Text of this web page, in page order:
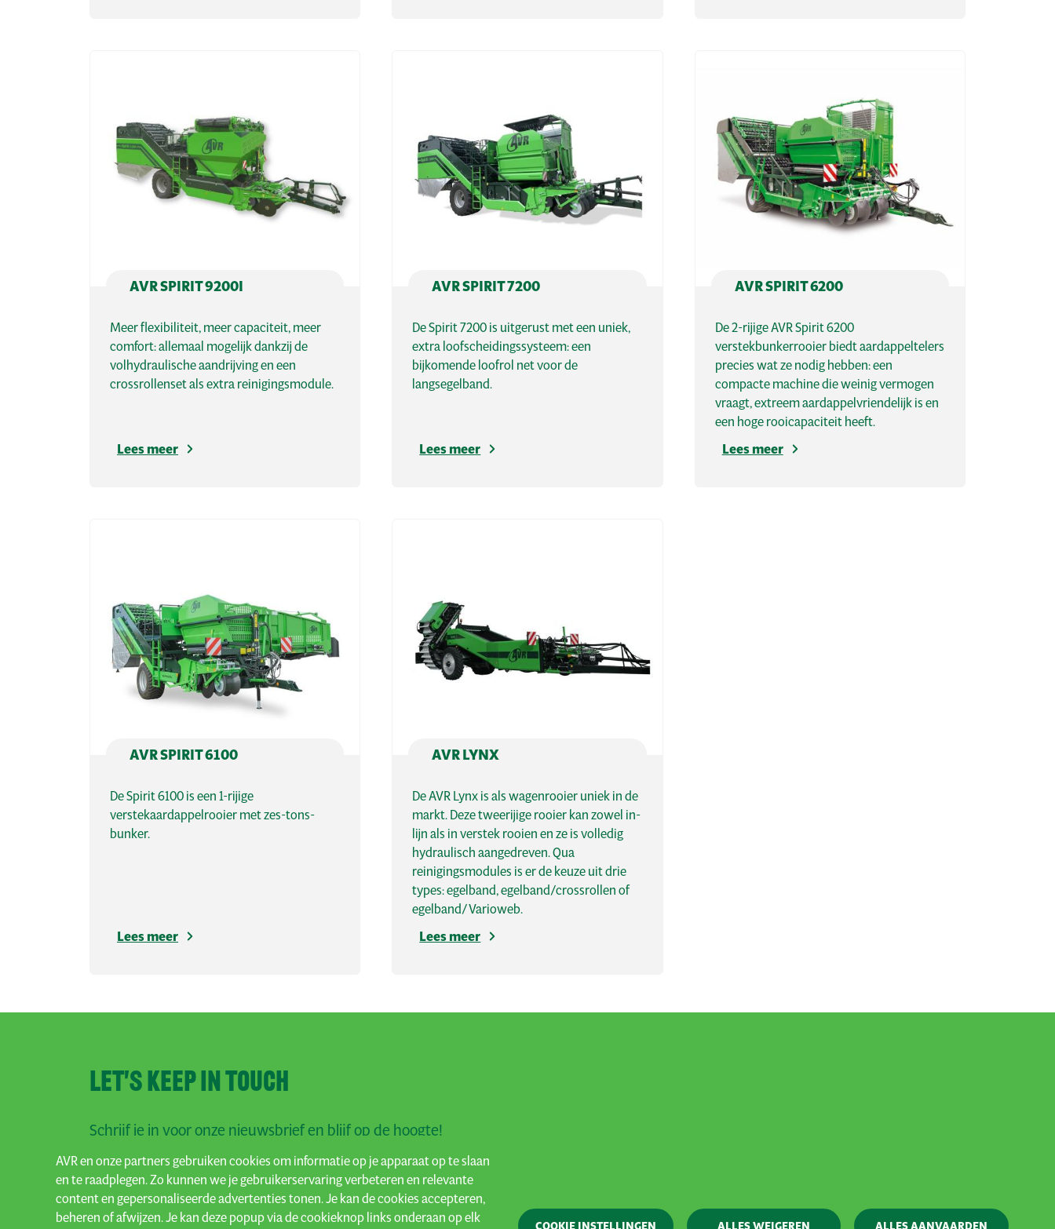
AVR SPIRIT 9200I
Meer flexibiliteit, meer capaciteit, meer
comfort: allemaal mogelijk dankzij de
volhydraulische aandrijving en een
crossrollenset als extra reinigingsmodule.
Lees meer
AVR SPIRIT 7200
De Spirit 7200 is uitgerust met een uniek,
extra loofscheidingssysteem: een
bijkomende loofrol net voor de
langsegelband.
Lees meer
AVR SPIRIT 6200
De 2-rijige AVR Spirit 6200
verstekbunkerrooier biedt aardappeltelers
precies wat ze nodig hebben: een
compacte machine die weinig vermogen
vraagt, extreem aardappelvriendelijk is en
een hoge rooicapaciteit heeft.
Lees meer
AVR SPIRIT 6100
De Spirit 6100 is een 1-rijige
verstekaardappelrooier met zes-tons-
bunker.
Lees meer
AVR LYNX
De AVR Lynx is als wagenrooier uniek in de
markt. Deze tweerijige rooier kan zowel in-
lijn als in verstek rooien en ze is volledig
hydraulisch aangedreven. Qua
reinigingsmodules is er de keuze uit drie
types: egelband, egelband/crossrollen of
egelband/Varioweb.
Lees meer
AVR en onze partners gebruiken cookies om informatie op je apparaat op te slaan
en te raadplegen. Zo kunnen we je gebruikerservaring verbeteren en relevante
content en gepersonaliseerde advertenties tonen. Je kan de cookies accepteren,
beheren of afwijzen. Je kan deze popup via de cookieknop links onderaan op elk
COOKIE INSTELLINGEN ALLES WEIGEREN ALLES AANVAARDEN
Let's keep in touch
Schrijf je in voor onze nieuwsbrief en blijf op de hoogte!
Inschrijven
Privacy Algemene voorwaarden Cookies Contact Webshop Klokkenluidersbeleid